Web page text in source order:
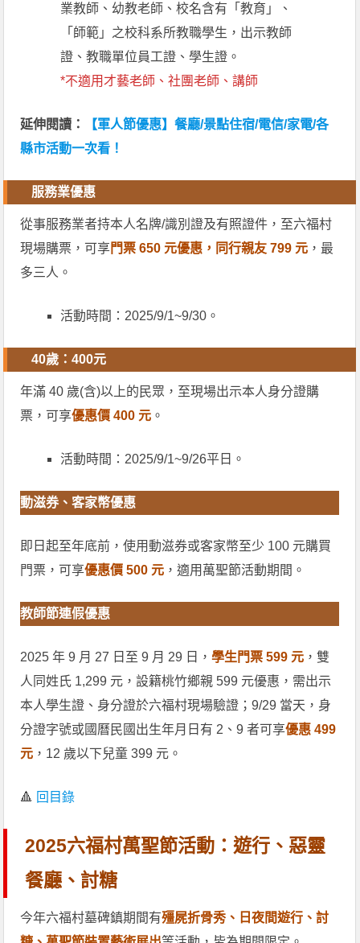
業教師、幼教老師、校名含有「教育」、
「師範」之校科系所教職學生，出示教師
證、教職單位員工證、學生證。
*不適用才藝老師、社團老師、講師
延伸閱讀：
【軍人節優惠】餐廳/景點住宿/電信/家電/各
縣市活動一次看！
服務業優惠
從事服務業者持本人名牌/識別證及有照證件，至六福村
現場購票，可享門票 650 元優惠，同行親友 799 元 ，最
多三人。
活動時間：2025/9/1~9/30。
40歲：400元
年滿 40 歲(含)以上的民眾，至現場出示本人身分證購
票，可享優惠價 400 元 。
活動時間：2025/9/1~9/26平日。
動滋券、客家幣優惠
即日起至年底前，使用動滋券或客家幣至少 100 元購買
門票，可享優惠價 500 元 ，適用萬聖節活動期間。
教師節連假優惠
2025 年 9 月 27 日至 9 月 29 日，學生門票 599 元 ，雙
人同姓氏 1,299 元，設籍桃竹鄉親 599 元優惠，需出示
本人學生證、身分證於六福村現場驗證；9/29 當天，身
分證字號或國曆民國出生年月日有 2、9 者可享優惠 499
元 ，12 歲以下兒童 399 元。
🔺 回目錄
2025六福村萬聖節活動：遊行、惡靈
餐廳、討糖
今年六福村墓碑鎮期間有殭屍折骨秀、日夜間遊行、討